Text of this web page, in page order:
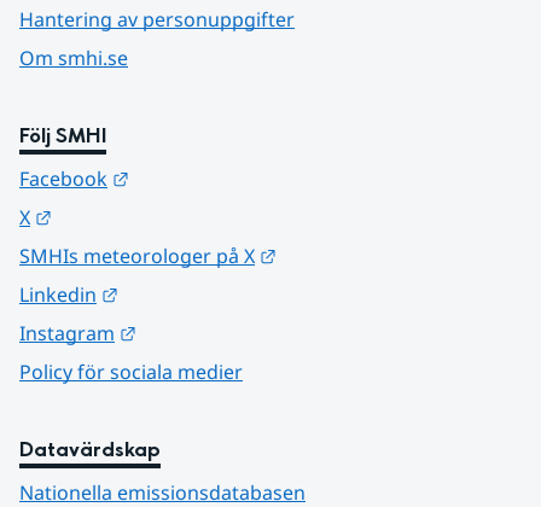
Hantering av personuppgifter
Om smhi.se
Följ SMHI
Facebook
X
SMHIs meteorologer på X
Linkedin
Instagram
Policy för sociala medier
Datavärdskap
Nationella emissionsdatabasen